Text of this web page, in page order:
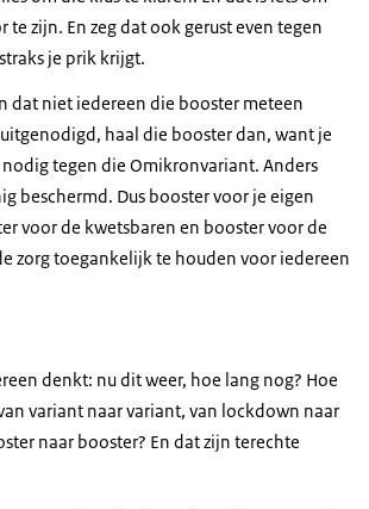
te zijn. En zeg dat ook gerust even tegen
je prik krijgt.
dat niet iedereen die booster meteen
haal die booster dan, want je
tegen die Omikronvariant. Anders
beschermd. Dus booster voor je eigen
voor de kwetsbaren en booster voor de
zorg toegankelijk te houden voor iedereen
denkt: nu dit weer, hoe lang nog? Hoe
variant naar variant, van lockdown naar
naar booster? En dat zijn terechte